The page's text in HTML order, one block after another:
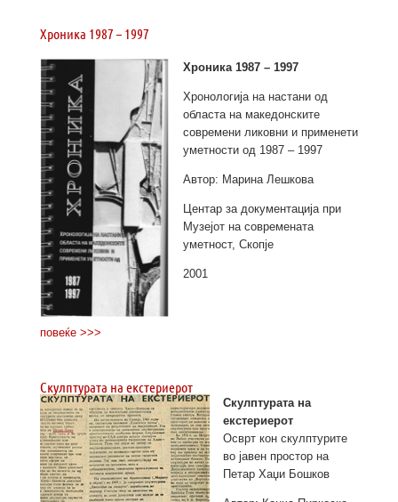
Хроника 1987 – 1997
Хроника 1987 – 1997
Хронологија на настани од
областа на македонските
современи ликовни и применети
уметности од 1987 – 1997
Автор: Марина Лешкова
Центар за документација при
Музејот на современата
уметност, Скопје
2001
повеќе >>>
Скулптурата на екстериерот
Скулптурата на
екстериерот
Осврт кон скулптурите
во јавен простор на
Петар Хаџи Бошков